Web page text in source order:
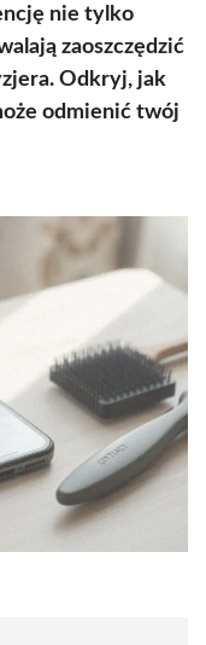
nie tylko
zaoszczędzić
Odkryj, jak
odmienić twój